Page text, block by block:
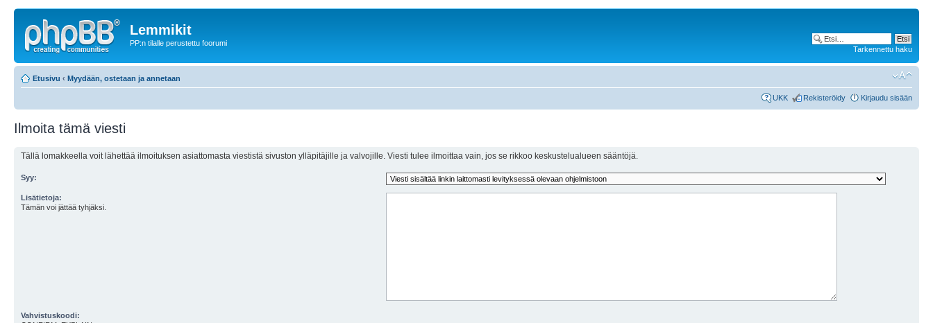
Lemmikit
PP:n tilalle perustettu foorumi
Tarkennettu haku
Etusivu ‹ Myydään, ostetaan ja annetaan
UKK Rekisteröidy Kirjaudu sisään
Ilmoita tämä viesti
Tällä lomakkeella voit lähettää ilmoituksen asiattomasta viestistä sivuston ylläpitäjille ja valvojille. Viesti tulee ilmoittaa vain, jos se rikkoo keskustelualueen sääntöjä.
Syy:
Lisätietoja:
Tämän voi jättää tyhjäksi.
Vahvistuskoodi: